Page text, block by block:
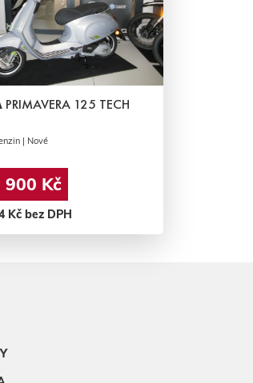
PRIMAVERA 125 TECH
| Nové
900 Kč
Kč bez DPH